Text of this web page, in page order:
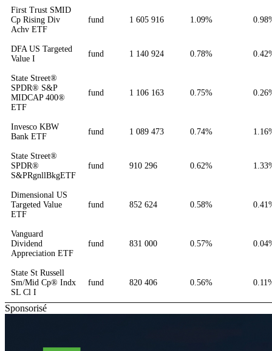
First Trust SMID
Cp Rising Div
Achv ETF
fund 1 605 916 1.09%
DFA US Targeted
Value I
fund 1 140 924 0.78%
State Street®
SPDR® S&P
MIDCAP 400®
ETF
fund 1 106 163 0.75%
Invesco KBW
Bank ETF
fund 1 089 473 0.74%
State Street®
SPDR®
S&PRgnllBkgETF
fund 910 296 0.62%
Dimensional US
Targeted Value
ETF
fund 852 624 0.58%
Vanguard
Dividend
Appreciation ETF
fund 831 000 0.57%
State St Russell
Sm/Mid Cp® Indx
SL Cl I
fund 820 406 0.56%
Sponsorisé